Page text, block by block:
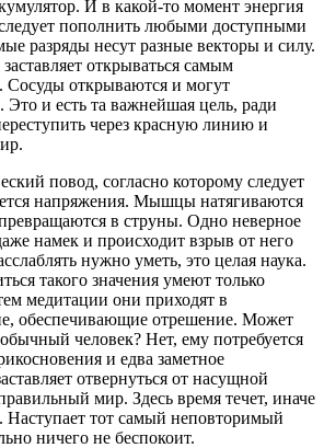
И в какой-то момент энергия
следует пополнить любыми доступными
разряды несут разные векторы и силу.
открываться самым
Сосуды открываются и могут
Это и есть та важнейшая цель, ради
через красную линию и
повод, согласно которому следует
напряжения. Мышцы натягиваются
в струны. Одно неверное
намек и происходит взрыв от него
нужно уметь, это целая наука.
такого значения умеют только
медитации они приходят в
обеспечивающие отрешение. Может
человек? Нет, ему потребуется
и едва заметное
отвернуться от насущной
мир. Здесь время течет, иначе
Наступает тот самый неповторимый
ничего не беспокоит.